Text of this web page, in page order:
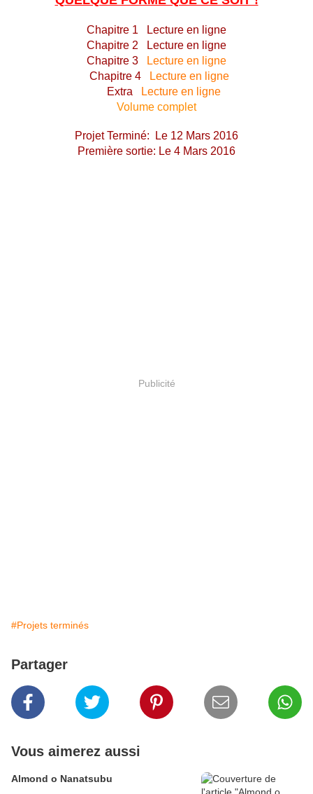
Chapitre 1
Lecture en ligne
Chapitre 2
Lecture en ligne
Chapitre 3
Lecture en ligne
Chapitre 4
Lecture en ligne
Extra
Lecture en ligne
Volume complet
Projet Terminé: Le 12 Mars 2016
Première sortie: Le 4 Mars 2016
Publicité
#Projets terminés
Partager
Vous aimerez aussi
Almond o Nanatsubu